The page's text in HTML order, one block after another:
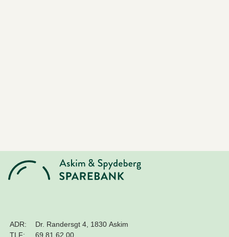
ADR:
Dr. Randersgt 4, 1830 Askim
TLF:
69 81 62 00